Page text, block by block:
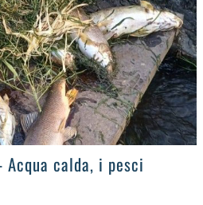
Acqua calda, i pesci